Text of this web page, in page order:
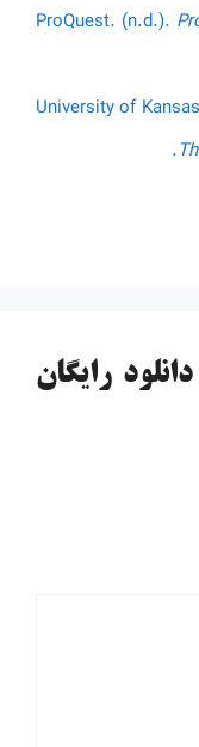
ProQuest. (n.d.).
University of
.
رایگان